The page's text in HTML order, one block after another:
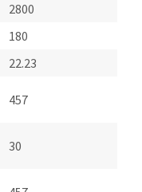
2800
180
22.23
457
30